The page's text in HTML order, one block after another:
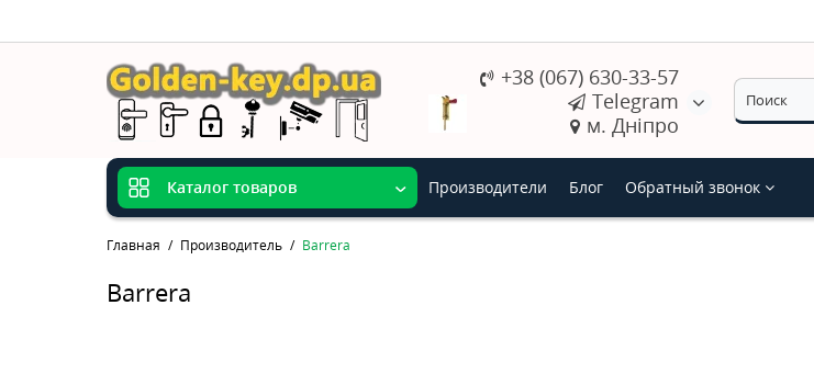
+38 (067) 630-33-57
Telegram
м. Дніпро
Каталог товаров Производители Блог Обратный звонок
Главная Производитель Barrera
Barrera